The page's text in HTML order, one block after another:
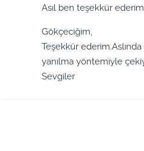
Asıl ben teşekkür
Gökçeciğim,
Teşekkür
yanılma yöntemiyle
Sevgiler